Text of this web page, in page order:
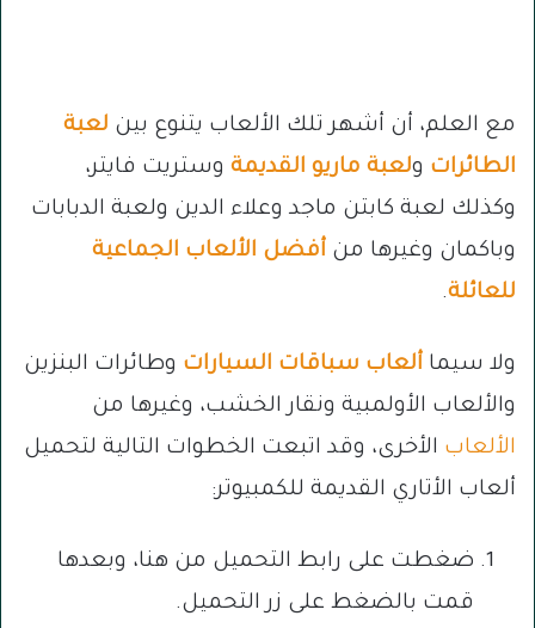
مع العلم، أن أشهر تلك الألعاب يتنوع بين لعبة
الطائرات ولعبة ماريو القديمة وستريت فايتر،
وكذلك لعبة كابتن ماجد وعلاء الدين ولعبة الدبابات
وباكمان وغيرها من أفضل الألعاب الجماعية
للعائلة.
ولا سيما ألعاب سباقات السيارات وطائرات البنزين
والألعاب الأولمبية ونقار الخشب، وغيرها من
الألعاب الأخرى، وقد اتبعت الخطوات التالية لتحميل
ألعاب الأتاري القديمة للكمبيوتر:
ضغطت على رابط التحميل من هنا، وبعدها
قمت بالضغط على زر التحميل.